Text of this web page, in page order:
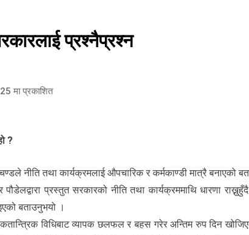
प्रश्नैप्रश्न
मा प्रकाशित
?
नीति तथा कार्यक्रमलाई ‍औपचारिक र कर्मकाण्डी मात्रै बनाएको
प्रस्तुत सरकारको नीति तथा कार्यक्रममाथि धारणा
बताउनुभयो ।
विधिबाट व्यापक छलफल र बहस गरेर अन्तिम रुप दिन